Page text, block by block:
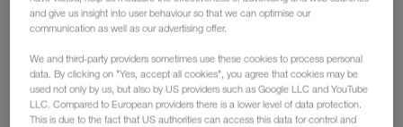
трайлеров, раздвижных полуприцепов, тентованных
для перевозки резервуаров или большегрузного
автотранспорта.
and give us insight into user behaviour so that we can optimise our
communication as well as our advertising offer.
We and third-party providers sometimes use these cookies to process personal
data. By clicking on "Yes, accept all cookies", you agree that cookies may be
used not only by us, but also by US providers such as Google LLC and YouTube
LLC. Compared to European providers there is a lower level of data protection.
This is due to the fact that US authorities can access this data for control and